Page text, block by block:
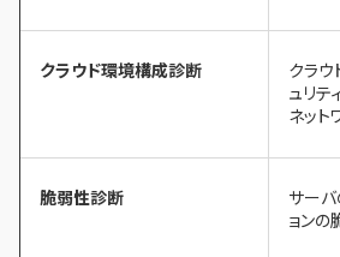
クラウド環境構成診断
クラウ
ュリテ
ネット
脆弱性診断
サー
ョンの